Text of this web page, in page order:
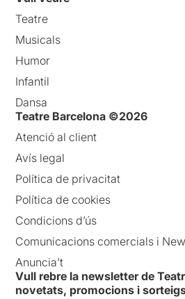
Teatre
Musicals
Humor
Infantil
Dansa
Teatre Barcelona ©2026
Atenció al client
Avís legal
Política de privacitat
Política de cookies
Condicions d’ús
Comunicacions comercials i
Anuncia’t
Vull rebre la newsletter de
novetats, promocions i